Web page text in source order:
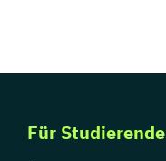
Für Studierende